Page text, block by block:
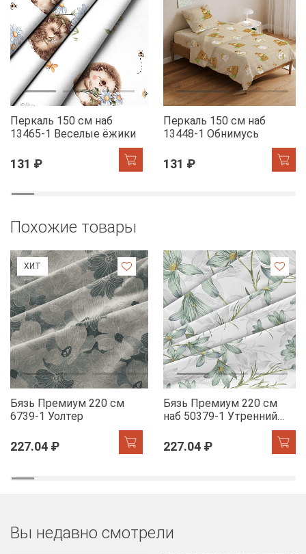
Перкаль 150 см наб
13465-1 Веселые ёжики
131 ₽
Перкаль 150 см наб
13448-1 Обнимусь
131 ₽
Похожие товары
ХИТ
Бязь Премиум 220 см
6739-1 Уолтер
227.04 ₽
Бязь Премиум 220 см
наб 50379-1 Утренний
227.04 ₽
Вы недавно смотрели